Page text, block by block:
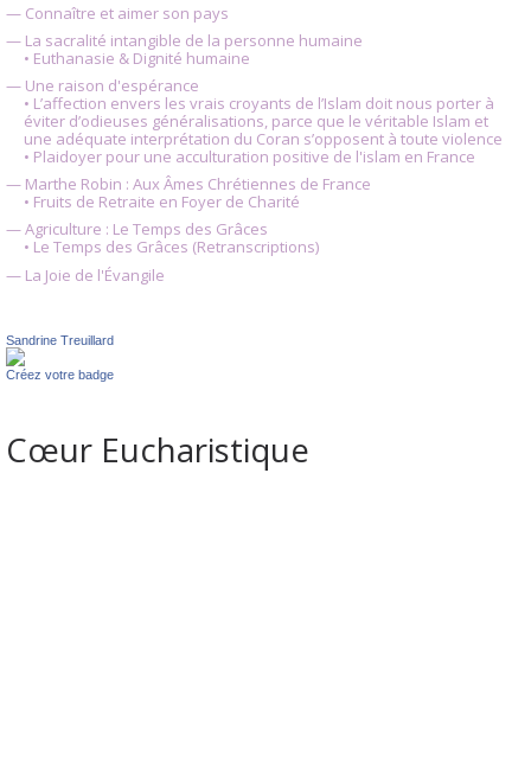
— Connaître et aimer son pays
— La sacralité intangible de la personne humaine
• Euthanasie & Dignité humaine
— Une raison d'espérance
• L’affection envers les vrais croyants de l’Islam doit nous porter à
éviter d’odieuses généralisations, parce que le véritable Islam et
une adéquate interprétation du Coran s’opposent à toute violence
• Plaidoyer pour une acculturation positive de l'islam en France
— Marthe Robin : Aux Âmes Chrétiennes de France
• Fruits de Retraite en Foyer de Charité
— Agriculture : Le Temps des Grâces
• Le Temps des Grâces (Retranscriptions)
— La Joie de l'Évangile
Sandrine Treuillard
Créez votre badge
Cœur Eucharistique